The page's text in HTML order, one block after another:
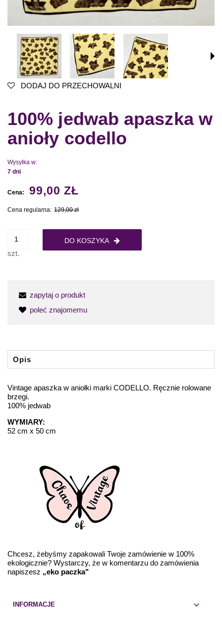
DODAJ DO PRZECHOWALNI
100% jedwab apaszka w
anioły codello
Wysyłka w:
7 dni
Cena: 99,00 ZŁ
Cena regularna: 129,00 zł
szt.
DO KOSZYKA
zapytaj o produkt
poleć znajomemu
Opis
Vintage apaszka w aniołki marki CODELLO. Ręcznie rolowane
brzegi.
100% jedwab
WYMIARY:
52 cm x 50 cm
Chcesz, żebyśmy zapakowali Twoje zamówienie w 100%
ekologicznie? Wystarczy, że w komentarzu do zamówienia
napiszesz „eko paczka"
INFORMACJE